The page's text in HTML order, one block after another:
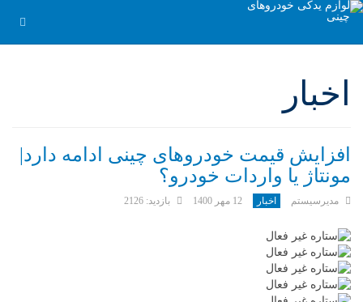
اخبار
افزایش قیمت خودروهای چینی ادامه دارد|
مونتاژ یا واردات خودرو؟
مدیرسیستم اخبار 12 مهر 1400 بازدید: 2126